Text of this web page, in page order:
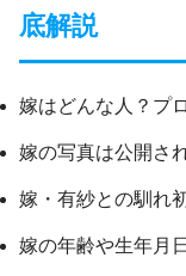
底解説
嫁はどんな人？プ
嫁の写真は公開さ
嫁・有紗との馴れ
嫁の年齢や生年月